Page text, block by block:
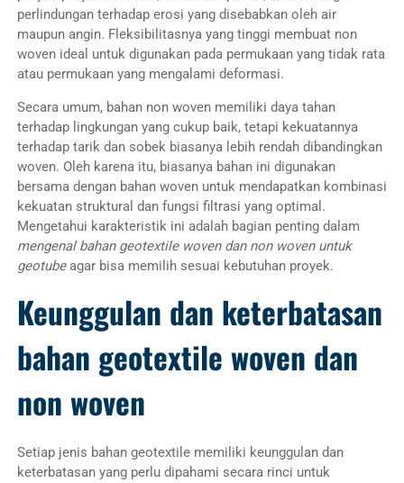
perlindungan terhadap erosi yang disebabkan oleh air
maupun angin. Fleksibilitasnya yang tinggi membuat non
woven ideal untuk digunakan pada permukaan yang tidak rata
atau permukaan yang mengalami deformasi.
Secara umum, bahan non woven memiliki daya tahan
terhadap lingkungan yang cukup baik, tetapi kekuatannya
terhadap tarik dan sobek biasanya lebih rendah dibandingkan
woven. Oleh karena itu, biasanya bahan ini digunakan
bersama dengan bahan woven untuk mendapatkan kombinasi
kekuatan struktural dan fungsi filtrasi yang optimal.
Mengetahui karakteristik ini adalah bagian penting dalam
mengenal bahan geotextile woven dan non woven untuk
geotubeagar bisa memilih sesuai kebutuhan proyek.
Keunggulan dan keterbatasan
bahan geotextile woven dan
non woven
Setiap jenis bahan geotextile memiliki keunggulan dan
keterbatasan yang perlu dipahami secara rinci untuk